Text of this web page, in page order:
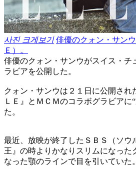
사진 크게보기 俳優のクォン・サン
Ｅ）。
俳優のクォン・サンウがスイス・チ
ラビアを公開した。
クォン・サンウは２１日に公開され
ＬＥ』とＭＣＭのコラボグラビアに
た。
最近、放映が終了したＳＢＳ（ソウ
王』の時よりかなりスリムになった
なった顎のラインで目を引いていた。